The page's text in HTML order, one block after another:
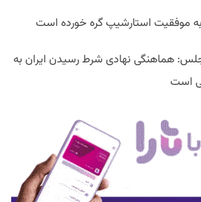
موفقیت استارشیپ گره خورده است
هماهنگی نهادی شرط رسیدن ایران به